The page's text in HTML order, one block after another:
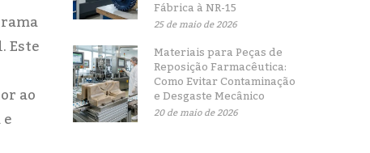
Este
ao
Fábrica à NR-15
25 de maio de 2026
Materiais para Peças de
Reposição Farmacêutica:
Como Evitar Contaminação
e Desgaste Mecânico
20 de maio de 2026